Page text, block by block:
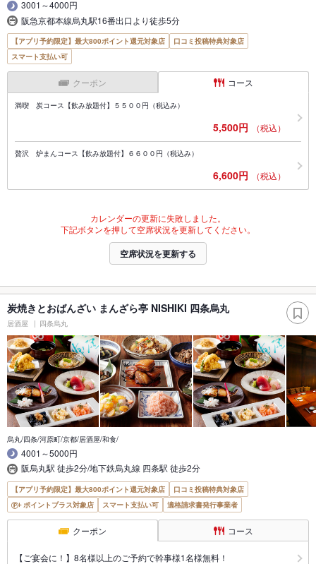
3001～4000円
阪急京都本線烏丸駅16番出口より徒歩5分
【アプリ予約限定】最大800ポイント還元対象店
口コミ投稿特典対象店
スマート支払い可
クーポン コース
満喫 炭コース【飲み放題付】５５００円（税込み）
5,500円 （税込）
贅沢 炉まんコース【飲み放題付】６６００円（税込み）
6,600円 （税込）
カレンダーの更新に失敗しました。
下記ボタンを押して空席状況を更新してください。
空席状況を更新する
炭焼きとおばんざい まんざら亭 NISHIKI 四条烏丸
居酒屋 四条烏丸
烏丸/四条/河原町/京都/居酒屋/和食/
4001～5000円
阪烏丸駅 徒歩2分/地下鉄烏丸線 四条駅 徒歩2分
【アプリ予約限定】最大800ポイント還元対象店
口コミ投稿特典対象店
ポイントプラス対象店
スマート支払い可 適格請求書発行事業者
クーポン コース
【ご宴会に！】8名様以上のご予約で幹事様1名様無料！